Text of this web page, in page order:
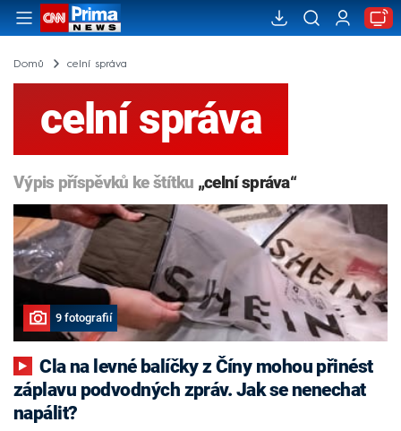
Domů celní správa
celní správa
Výpis příspěvků ke štítku „celní správa“
9 fotografií
Cla na levné balíčky z Číny mohou přinést
záplavu podvodných zpráv. Jak se nenechat
napálit?